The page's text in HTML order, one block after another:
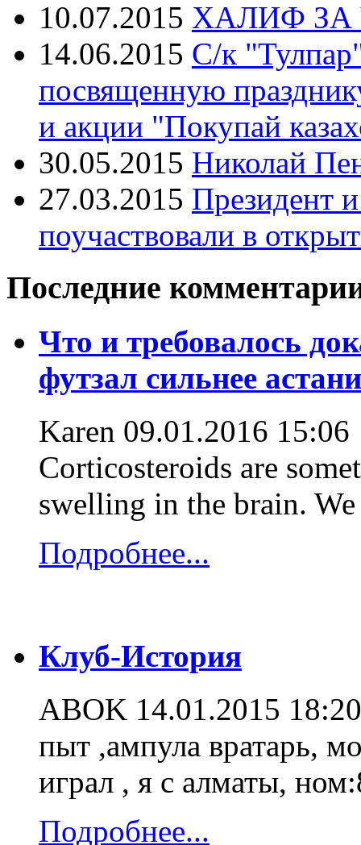
10.07.2015 ХАЛИФ ЗА
14.06.2015 С/к
посвященную
и акции "Покупай
30.05.2015 Николай
27.03.2015 Президент
поучаствовали в
Последние
Что и требовалось
футзал сильнее
Karen 09.01.2016 15:06
Corticosteroids are
swelling in the brain.
Подробнее...
Клуб-История
ABOK 14.01.2015 18:20
пыт ,ампула вратарь,
играл , я с алматы,
Подробнее...